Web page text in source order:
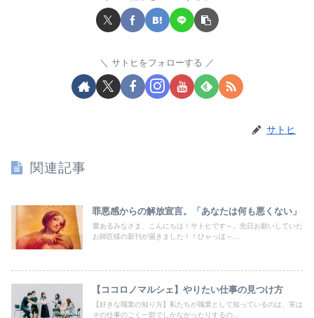
サトヒをフォローする
サトヒ
関連記事
罪悪感からの解放宣言。「あなたは何も悪くない」
愛あるみなさま、こんにちは！サトヒです～。先日お願いしていた
お師匠様の新刊が届きました！！ひゃっほ～...
【ココロノマルシェ】やりたい仕事の見つけ方
【好きな職業の知り方】私たちが職業として知っているのは、実は
その仕事のごく一部でしかなかったりするの...